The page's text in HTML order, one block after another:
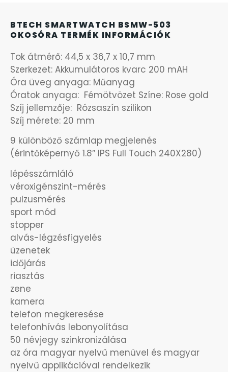
BTECH SMARTWATCH BSMW-503
OKOSÓRA TERMÉK INFORMÁCIÓK
Tok átmérő: 44,5 x 36,7 x 10,7 mm
Szerkezet: Akkumulátoros kvarc 200 mAH
Óra üveg anyaga: Műanyag
Óratok anyaga: Fémötvözet Színe: Rose gold
Szíj jellemzője: Rózsaszín szilikon
Szíj mérete: 20 mm
9 különböző számlap megjelenés
(érintőképernyő 1.8″ IPS Full Touch 240X280)
lépésszámláló
véroxigénszint-mérés
pulzusmérés
sport mód
stopper
alvás-légzésfigyelés
üzenetek
időjárás
riasztás
zene
kamera
telefon megkeresése
telefonhívás lebonyolítása
50 névjegy szinkronizálása
az óra magyar nyelvű menüvel és magyar
nyelvű applikációval rendelkezik
LORUS
LOTUS STYLE
MÁRKÁS KARÓRA SZÍJAK
MASERATI
MORGAN
OKOSÓRA SZÍJAK
OKOSÓRÁK
ÖNGYÚJTÓK
ÓRAFORGATÓK
ÓRÁS GÉPEK
ÓRATARTÓ DOBOZOK
ORIENT
POLICE